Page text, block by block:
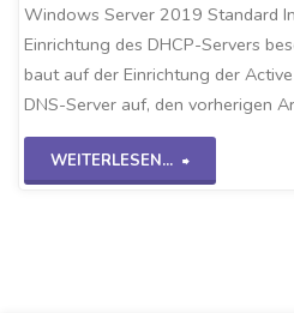
Windows Server 2019 Standard
Einrichtung des DHCP-Servers
baut auf der Einrichtung der
DNS-Server auf, den vorherigen
WEITERLESEN...
"DHCP